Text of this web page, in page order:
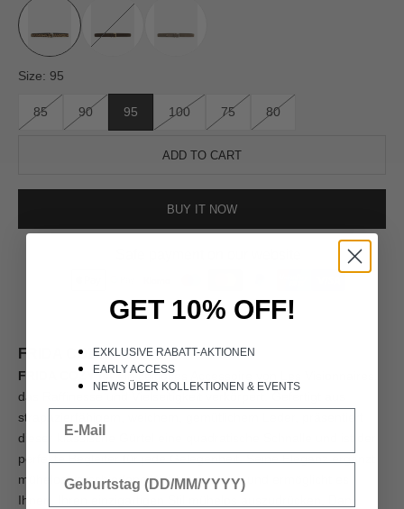
ADD TO CART
BUY IT NOW
FRIDA COZY
FRIDA COZY istein zeitloses Accessoire von Les Visionnaires,
das Raffinesse und Vielseitigkeit verkörpert. Gefertigt aus
strapazierfähigem, weichem, gemütlichem Leder, präsentiert
dieser klassische Gürtel eine quadratische Schnalle und ist der
perfekte Begleiter für jede Gelegenheit. Seine Eleganz ergänzt
mühelos verschiedene Kleidungsstücke und ermöglicht es
Ihnen, Ihren einzigartigen Stil mühelos auszudrücken. Dank
GET 10% OFF!
EXKLUSIVE RABATT-AKTIONEN
EARLY ACCESS
NEWS ÜBER KOLLEKTIONEN & EVENTS